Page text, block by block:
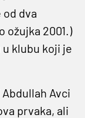
dva
ožujka 2001.)
klubu koji je
Avci
prvaka, ali